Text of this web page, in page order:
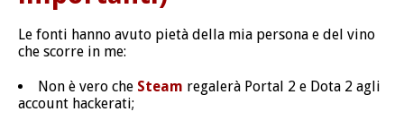
Le fonti hanno avuto pietà della mia persona e del vino
che scorre in me:
Non è vero che Steam regalerà Portal 2 e Dota 2 agli
account hackerati;